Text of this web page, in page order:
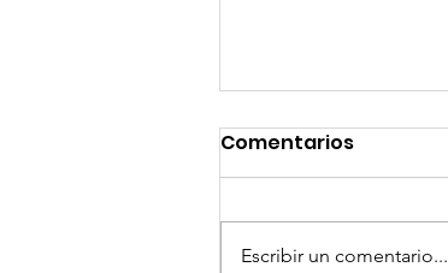
Comentarios
Escribir un comentario...